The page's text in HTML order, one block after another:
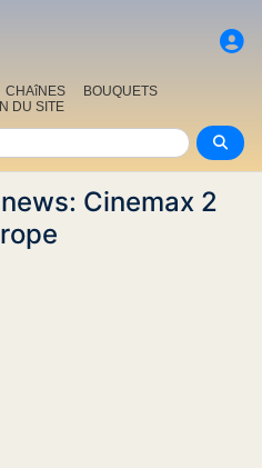
CHAîNES
BOUQUETS
DU SITE
Cinemax 2